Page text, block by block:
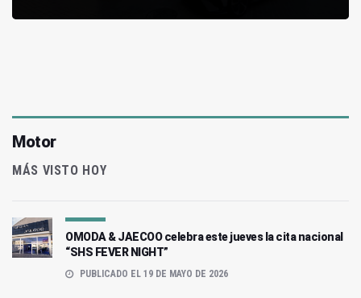
Motor
MÁS VISTO HOY
OMODA & JAECOO celebra este jueves la cita nacional
“SHS FEVER NIGHT”
PUBLICADO EL 19 DE MAYO DE 2026